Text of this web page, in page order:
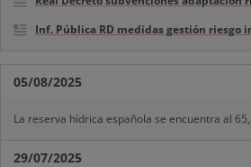
Inf. Pública RD medidas gestión riesgo
05/08/2025
La reserva hídrica española se encuentra al
29/07/2025